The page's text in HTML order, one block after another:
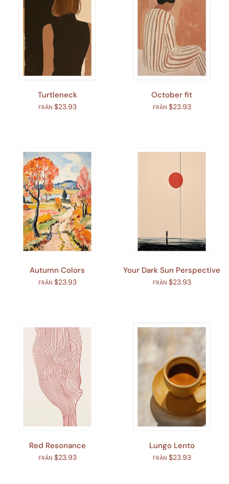
Turtleneck
FRÅN $23.93
October fit
FRÅN $23.93
Autumn Colors
FRÅN $23.93
Your Dark Sun Perspective
FRÅN $23.93
Red Resonance
FRÅN $23.93
Lungo Lento
FRÅN $23.93